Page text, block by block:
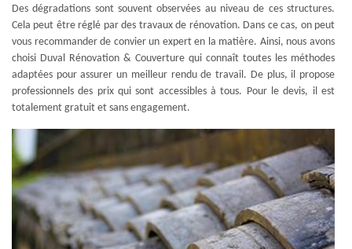
Des dégradations sont souvent observées au niveau de ces structures.
Cela peut être réglé par des travaux de rénovation. Dans ce cas, on peut
vous recommander de convier un expert en la matière. Ainsi, nous avons
choisi Duval Rénovation & Couverture qui connaît toutes les méthodes
adaptées pour assurer un meilleur rendu de travail. De plus, il propose
professionnels des prix qui sont accessibles à tous. Pour le devis, il est
totalement gratuit et sans engagement.